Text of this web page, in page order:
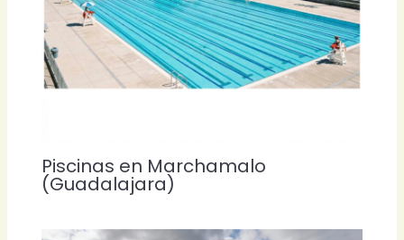
Piscinas en Marchamalo
(Guadalajara)